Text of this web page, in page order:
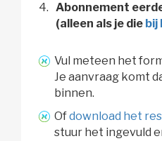
Abonnement
(alleen als je die bij
Vul meteen het
Je aanvraag komt
binnen.
Ofdownload het
stuur het ingevuld